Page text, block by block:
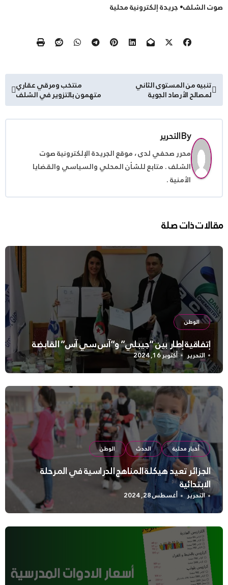
صوت الشلف• جريدة إلكترونية محلية
تصفّح
المقالات
تنبيه من المستوى الثاني
لمصالح الأرصاد الجوية
منتخب ومرقي عقاري
متهمون بالتزوير في الشلف
Byالتحرير
محرر صحفي لدى ، موقع الجريدة الإلكترونية صوت
الشلف . متابع للشأن المحلي والسياسي والقضايا
الأمنية .
مقالات ذات صلة
الوطن
إتفاقية إطار بين “جيبلي” و”آس سي آس” القابضة
التحرير أكتوبر 16, 2024
أخبار محلية الحدث الوطن
الجزائر تعيد هيكلة المناهج الدراسية في المرحلة
الابتدائية
التحرير أغسطس 28, 2024